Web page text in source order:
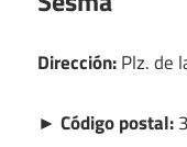
Dirección:Plz. de
► Código postal: